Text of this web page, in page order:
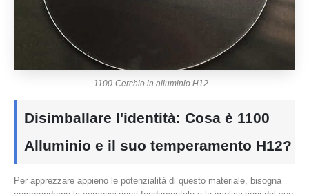
1100-Cerchio in alluminio H12
Disimballare l'identità: Cosa è 1100
Alluminio e il suo temperamento H12?
Per apprezzare appieno le potenzialità di questo materiale, bisogna